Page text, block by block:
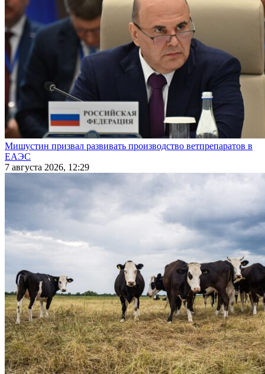
Мишустин призвал развивать производство ветпрепаратов в
ЕАЭС
7 августа 2026, 12:29